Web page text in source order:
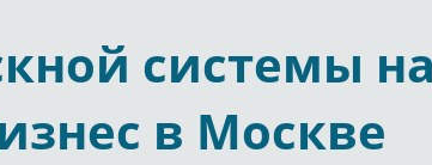
системы
в Москве